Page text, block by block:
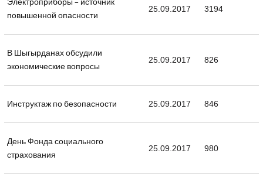
Электроприборы – источник
повышенной опасности
25.09.2017 3194
В Шыгырданах обсудили
экономические вопросы
25.09.2017 826
Инструктаж по безопасности 25.09.2017 846
День Фонда социального
страхования
25.09.2017 980